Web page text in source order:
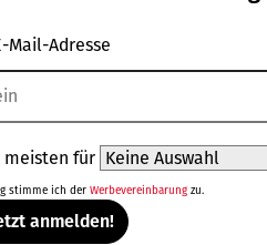
Pfannsch
midt
Gemälde & Bilder
Mail-Adresse
meisten für
stimme ich der Werbevereinbarungzu.
anmelden!